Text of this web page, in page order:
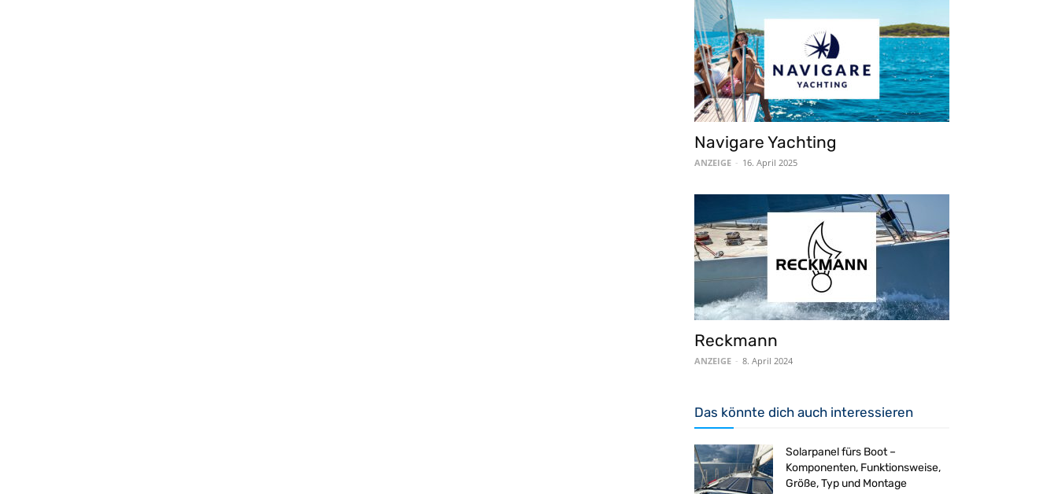
Navigare Yachting
ANZEIGE - 16. April 2025
Reckmann
ANZEIGE - 8. April 2024
Das könnte dich auch interessieren
Solarpanel fürs Boot –
Komponenten, Funktionsweise,
Größe, Typ und Montage